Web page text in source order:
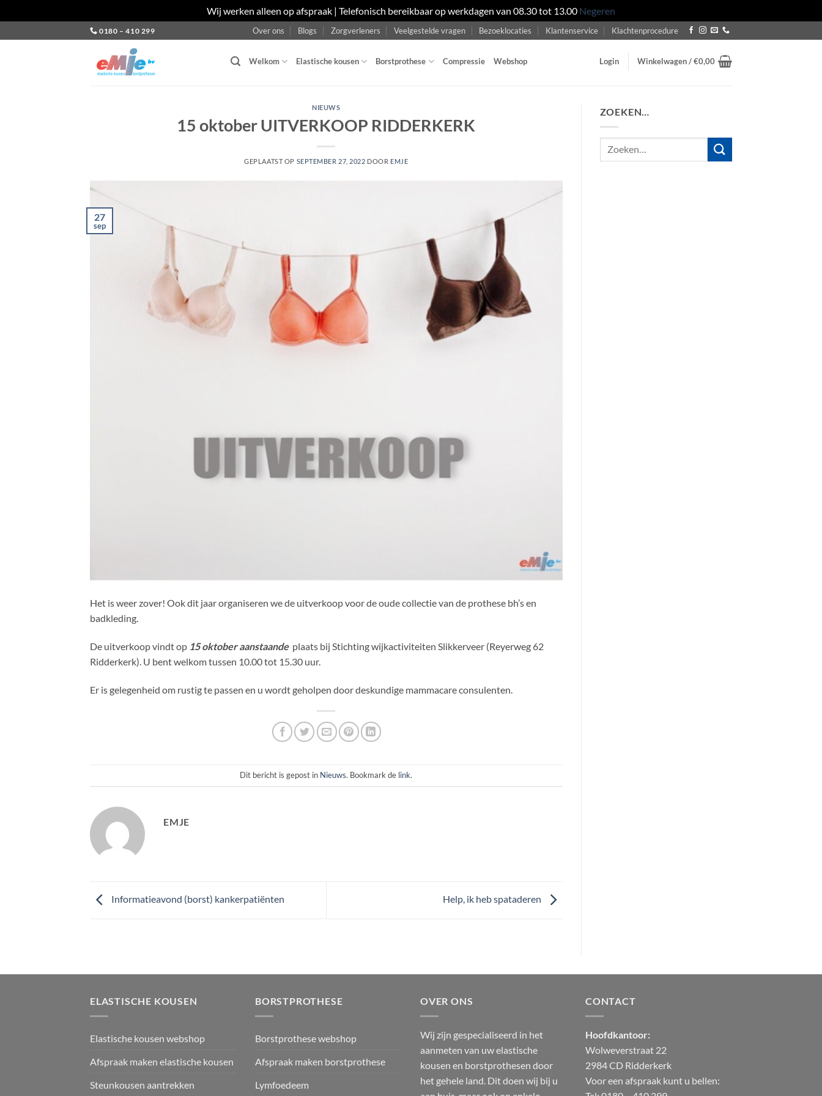
Wij werken alleen op afspraak | Telefonisch bereikbaar op werkdagen van 08.30 tot 13.00 Negeren
naar
0180 – 410 299 Over ons Blogs Zorgverleners Veelgestelde vragen Bezoeklocaties Klantenservice Klachtenprocedure
Welkom Elastische kousen Borstprothese Compressie Webshop Login Winkelwagen /€0,00
NIEUWS
15 oktober UITVERKOOP RIDDERKERK
GEPLAATST OP SEPTEMBER 27, 2022 DOOR EMJE
27
sep
Het is weer zover! Ook dit jaar organiseren we de uitverkoop voor de oude collectie van de prothese bh’s en
badkleding.
De uitverkoop vindt op 15 oktober aanstaandeplaats bij Stichting wijkactiviteiten Slikkerveer (Reyerweg 62
Ridderkerk). U bent welkom tussen 10.00 tot 15.30 uur.
Er is gelegenheid om rustig te passen en u wordt geholpen door deskundige mammacare consulenten.
Dit bericht is gepost in Nieuws. Bookmark de link.
EMJE
Informatieavond (borst) kankerpatiënten Help, ik heb spataderen
ZOEKEN…
ELASTISCHE KOUSEN
Elastische kousen webshop
Afspraak maken elastische kousen
Steunkousen aantrekken
BORSTPROTHESE
Borstprothese webshop
Afspraak maken borstprothese
Lymfoedeem
OVER ONS
Wij zijn gespecialiseerd in het
aanmeten van uw elastische
kousen en borstprothesen door
het gehele land. Dit doen wij bij u
CONTACT
Hoofdkantoor:
Wolweverstraat 22
2984 CD Ridderkerk
Voor een afspraak kunt u bellen: